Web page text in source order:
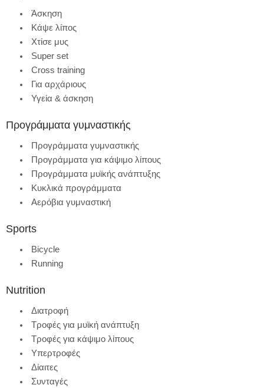
Άσκηση
Κάψε λίπος
Χτίσε μυς
Super set
Cross training
Για αρχάριους
Υγεία & άσκηση
Προγράμματα γυμναστικής
Προγράμματα γυμναστικής
Προγράμματα για κάψιμο λίπους
Προγράμματα μυϊκής ανάπτυξης
Κυκλικά προγράμματα
Αερόβια γυμναστική
Sports
Bicycle
Running
Nutrition
Διατροφή
Τροφές για μυϊκή ανάπτυξη
Τροφές για κάψιμο λίπους
Υπερτροφές
Δίαιτες
Συνταγές